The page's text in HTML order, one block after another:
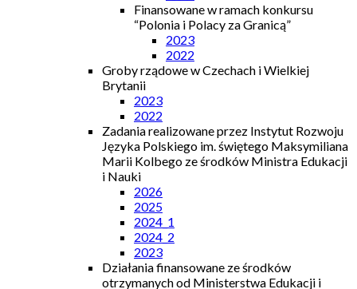
Finansowane w ramach konkursu
“Polonia i Polacy za Granicą”
2023
2022
Groby rządowe w Czechach i Wielkiej
Brytanii
2023
2022
Zadania realizowane przez Instytut Rozwoju
Języka Polskiego im. świętego Maksymiliana
Marii Kolbego ze środków Ministra Edukacji
i Nauki
2026
2025
2024_1
2024_2
2023
Działania finansowane ze środków
otrzymanych od Ministerstwa Edukacji i